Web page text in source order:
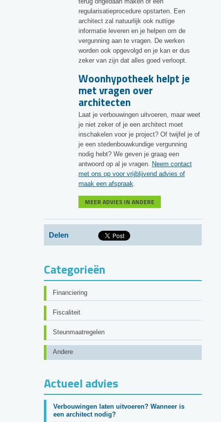
regularisatieprocedure opstarten. Een
architect zal natuurlijk ook nuttige
informatie leveren en je helpen om de
vergunning aan te vragen. De werken
worden ook opgevolgd en je kan er dus
zeker van zijn dat alles goed verloopt.
Woonhypotheek helpt je
met vragen over
architecten
Laat je verbouwingen uitvoeren, maar weet
je niet zeker of je een architect moet
inschakelen voor je project? Of twijfel je of
je een stedenbouwkundige vergunning
nodig hebt? We geven je graag een
antwoord op al je vragen. Neem contact
met ons op voor vrijblijvend advies of
maak een afspraak.
MEER ADVIES IN ANDERE
Delen
Categorieën
Financiering
Fiscaliteit
Steunmaatregelen
Andere
Actueel advies
Verbouwingen laten uitvoeren? Wanneer is
een architect nodig?